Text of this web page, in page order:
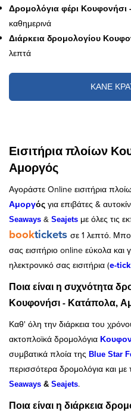
Δρομολόγια φέρι
καθημερινά
Διάρκεια δρομολογίου
λεπτά
ΚΑΝΕ
Εισιτήρια πλοίων
Αμοργός
Αγοράστε Online εισιτήρια
Αμοργός για επιβάτες &
Seaways & Seajets με όλες τις
booktickets σε 1 λεπτό.
σας εισιτήριο online εύκολα
ηλεκτρονικό σας εισιτήρια (e-
Ποια είναι η συχνότητα
Κουφονήσι - Κατάπολα,
Καθ' όλη την διάρκεια του
ακτοπλοϊκά δρομολόγια
συμβατικά πλοία της Blue Star
περισσότερα δρομολόγια και
Seaways & Seajets.
Ποια είναι η διάρκεια